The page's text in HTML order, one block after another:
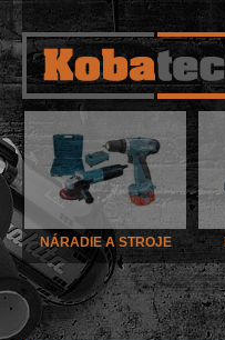
NÁRADIE A STROJE